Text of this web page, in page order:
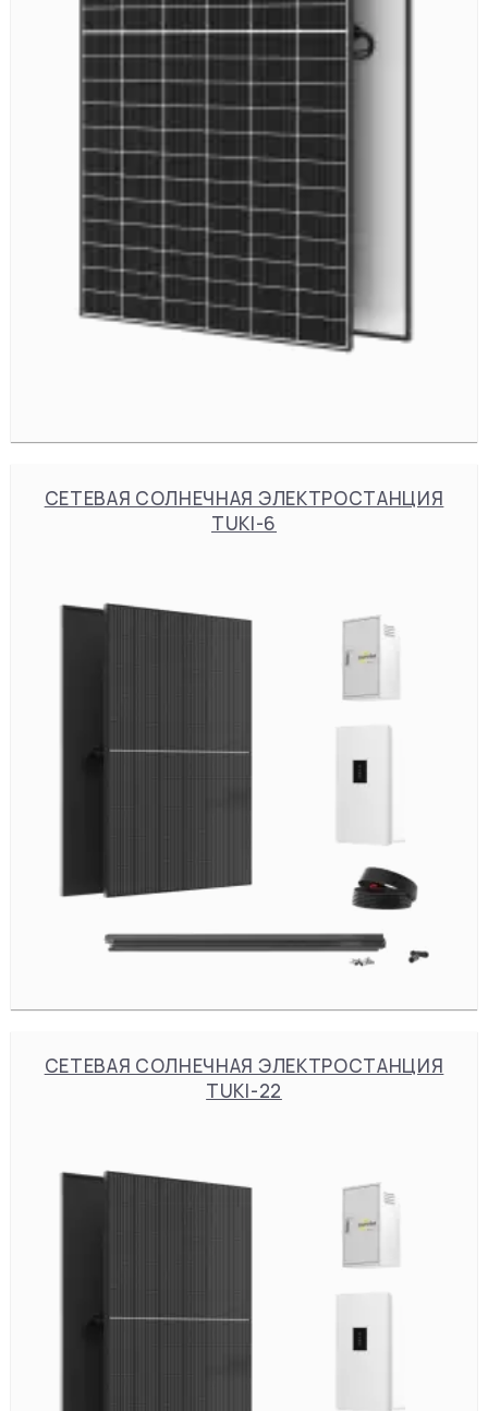
СЕТЕВАЯ СОЛНЕЧНАЯ ЭЛЕКТРОСТАНЦИЯ
TUKI-6
СЕТЕВАЯ СОЛНЕЧНАЯ ЭЛЕКТРОСТАНЦИЯ
TUKI-22